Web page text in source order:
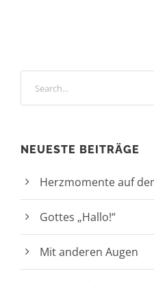
NEUESTE BEITRÄGE
Herzmomente auf
Gottes „Hallo!“
Mit anderen